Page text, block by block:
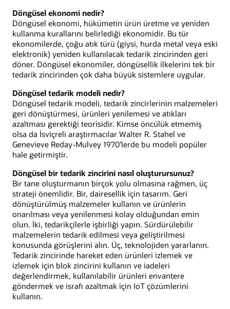
Döngüsel ekonomi nedir?
Döngüsel ekonomi, hükümetin ürün üretme ve yeniden
kullanma kurallarını belirlediği ekonomidir. Bu tür
ekonomilerde, çoğu atık türü (giysi, hurda metal veya eski
elektronik) yeniden kullanılacak tedarik zincirinden geri
döner. Döngüsel ekonomiler, döngüsellik ilkelerini tek bir
tedarik zincirinden çok daha büyük sistemlere uygular.
Döngüsel tedarik modeli nedir?
Döngüsel tedarik modeli, tedarik zincirlerinin malzemeleri
geri dönüştürmesi, ürünleri yenilemesi ve atıkları
azaltması gerektiği teorisidir. Kimse öncülük etmemiş
olsa da İsviçreli araştırmacılar Walter R. Stahel ve
Genevieve Reday-Mulvey 1970'lerde bu modeli popüler
hale getirmiştir.
Döngüsel bir tedarik zincirini nasıl oluşturursunuz?
Bir tane oluşturmanın birçok yolu olmasına rağmen, üç
strateji önemlidir. Bir, dairesellik için tasarım. Geri
dönüştürülmüş malzemeler kullanın ve ürünlerin
onarılması veya yenilenmesi kolay olduğundan emin
olun. İki, tedarikçilerle işbirliği yapın. Sürdürülebilir
malzemelerin tedarik edilmesi veya geliştirilmesi
konusunda görüşlerini alın. Üç, teknolojiden yararlanın.
Tedarik zincirinde hareket eden ürünleri izlemek ve
izlemek için blok zincirini kullanın ve iadeleri
değerlendirmek, kullanılabilir ürünleri envantere
göndermek ve israfı azaltmak için IoT çözümlerini
kullanın.